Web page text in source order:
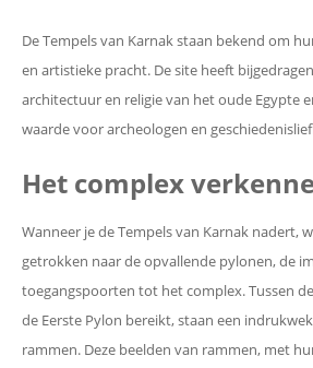
De Tempels van Karnak staan bekend om
en artistieke pracht. De site heeft
architectuur en religie van het oude Egypte
waarde voor archeologen en
Het complex
Wanneer je de Tempels van Karnak nadert,
getrokken naar de opvallende pylonen, de
toegangspoorten tot het complex. Tussen
de Eerste Pylon bereikt, staan een
rammen. Deze beelden van rammen, met